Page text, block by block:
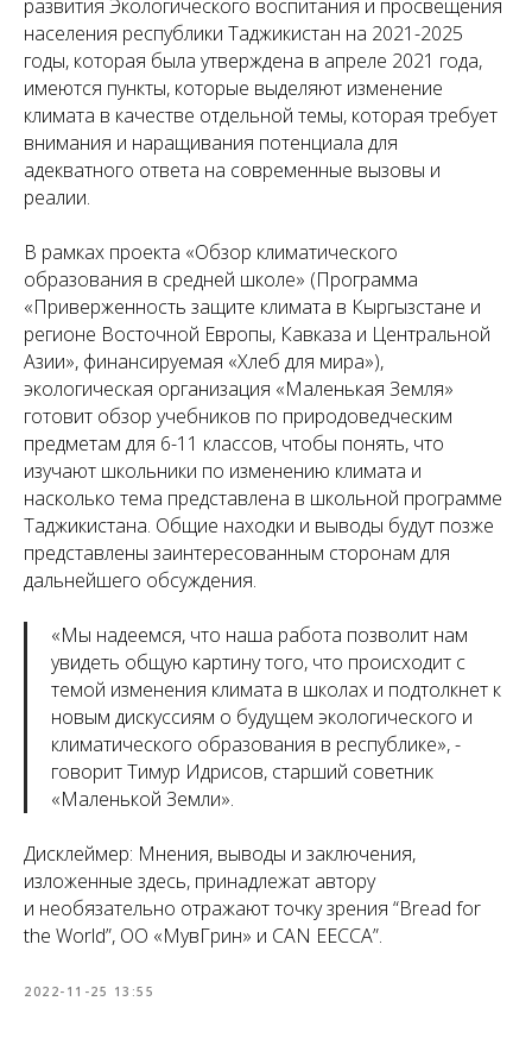
развития Экологического воспитания и просвещения
населения республики Таджикистан на 2021-2025
годы, которая была утверждена в апреле 2021 года,
имеются пункты, которые выделяют изменение
климата в качестве отдельной темы, которая требует
внимания и наращивания потенциала для
адекватного ответа на современные вызовы и
реалии.
В рамках проекта «Обзор климатического
образования в средней школе» (Программа
«Приверженность защите климата в Кыргызстане и
регионе Восточной Европы, Кавказа и Центральной
Азии», финансируемая «Хлеб для мира»),
экологическая организация «Маленькая Земля»
готовит обзор учебников по природоведческим
предметам для 6-11 классов, чтобы понять, что
изучают школьники по изменению климата и
насколько тема представлена в школьной программе
Таджикистана. Общие находки и выводы будут позже
представлены заинтересованным сторонам для
дальнейшего обсуждения.
«Мы надеемся, что наша работа позволит нам
увидеть общую картину того, что происходит с
темой изменения климата в школах и подтолкнет к
новым дискуссиям о будущем экологического и
климатического образования в республике», -
говорит Тимур Идрисов, старший советник
«Маленькой Земли».
Дисклеймер: Мнения, выводы и заключения,
изложенные здесь, принадлежат автору
и необязательно отражают точку зрения “Bread for
the World”, ОО «МувГрин» и CAN EECCA”.
2022-11-25 13:55